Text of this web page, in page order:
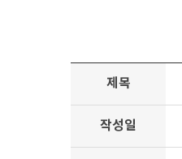
제목
작성일